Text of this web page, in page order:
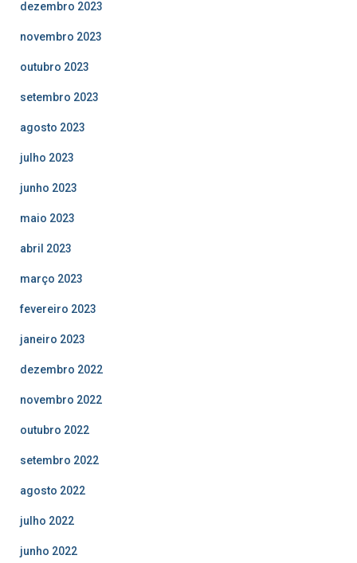
dezembro 2023
novembro 2023
outubro 2023
setembro 2023
agosto 2023
julho 2023
junho 2023
maio 2023
abril 2023
março 2023
fevereiro 2023
janeiro 2023
dezembro 2022
novembro 2022
outubro 2022
setembro 2022
agosto 2022
julho 2022
junho 2022